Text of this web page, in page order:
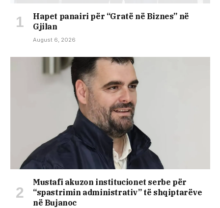
Hapet panairi për “Gratë në Biznes” në
Gjilan
August 6, 2026
Mustafi akuzon institucionet serbe për
“spastrimin administrativ” të shqiptarëve
në Bujanoc